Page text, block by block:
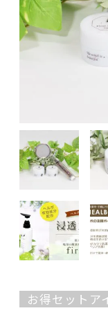
お得セットア